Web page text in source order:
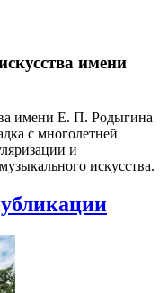
имени
имени Е. П. Родыгина
с многолетней
и
искусства.